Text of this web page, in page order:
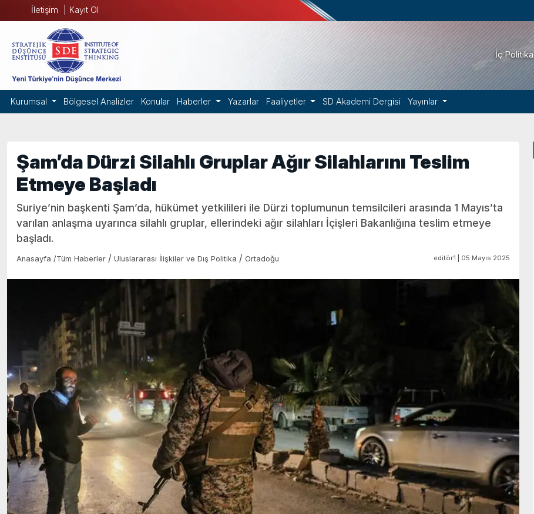
İletişim Kayıt Ol
İç Politika
Kurumsal Bölgesel Analizler Konular Haberler Yazarlar Faaliyetler SD Akademi Dergisi Yayınlar
Şam’da Dürzi Silahlı Gruplar Ağır Silahlarını Teslim
Etmeye Başladı
Suriye’nin başkenti Şam’da, hükümet yetkilileri ile Dürzi toplumunun temsilcileri arasında 1 Mayıs’ta
varılan anlaşma uyarınca silahlı gruplar, ellerindeki ağır silahları İçişleri Bakanlığına teslim etmeye
başladı.
Anasayfa /Tüm Haberler / Uluslararası İlişkiler ve Dış Politika / Ortadoğu editör1 | 05 Mayıs 2025